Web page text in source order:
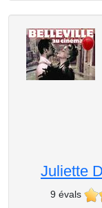
Juliette
9 évals